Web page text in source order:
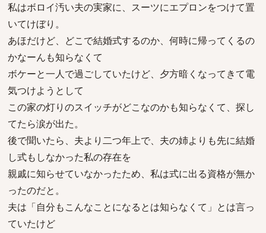
私はボロイ汚い夫の実家に、スーツにエプロンをつけて置
いてけぼり。
あほだけど、どこで結婚式するのか、何時に帰ってくるの
かなーんも知らなくて
ボケーと一人で過ごしていたけど、夕方暗くなってきて電
気つけようとして
この家の灯りのスイッチがどこなのかも知らなくて、探し
てたら涙が出た。
後で聞いたら、夫より二つ年上で、夫の姉よりも先に結婚
し式もしなかった私の存在を
親戚に知らせていなかったため、私は式に出る資格が無か
ったのだと。
夫は「自分もこんなことになるとは知らなくて」とは言っ
ていたけど